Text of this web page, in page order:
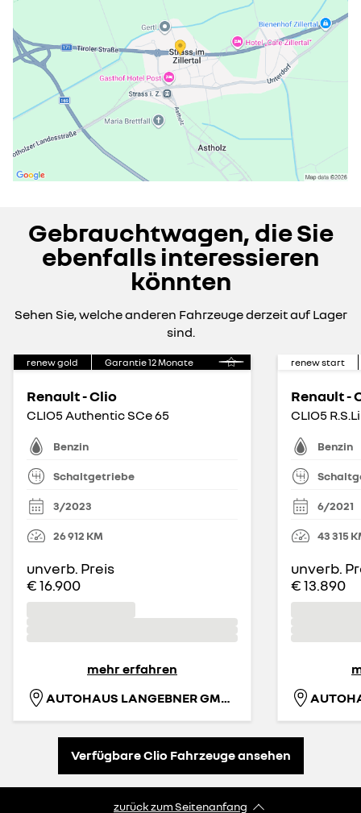
Gebrauchtwagen, die Sie
ebenfalls interessieren
könnten
Sehen Sie, welche anderen Fahrzeuge derzeit auf Lager
sind.
renew gold Garantie12Monate
Renault - Clio
CLIO5 Authentic SCe 65
Benzin
Schaltgetriebe
3/2023
26 912 KM
unverb. Preis
€ 16.900
mehr erfahren
AUTOHAUS LANGEBNER GMBH
renew start
Renault -
CLIO5
Benzin
6/2021
43 315
unverb.
€ 13.890
Verfügbare Clio Fahrzeuge ansehen
zurück zum Seitenanfang